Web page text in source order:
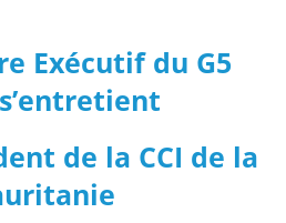
Exécutif du G5
de la CCI de la